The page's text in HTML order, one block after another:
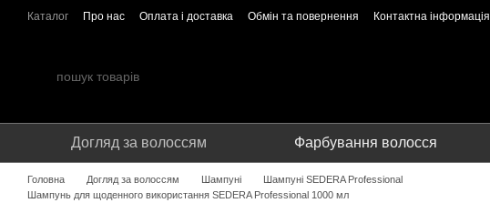
Перейти до основного контенту
Каталог Про нас Оплата і доставка Обмін та повернення Контактна інформація
Догляд за волоссям Фарбування волосся
Головна Догляд за волоссям Шампуні
Шампуні SEDERA Professional
Шампунь для щоденного використання SEDERA Professional 1000 мл